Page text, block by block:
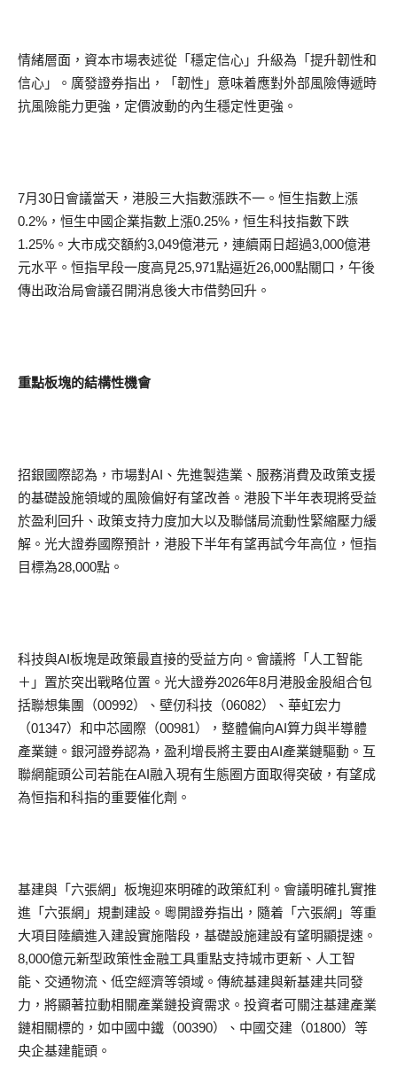
情緒層面，資本市場表述從「穩定信心」升級為「提升韌性和
信心」。廣發證券指出，「韌性」意味着應對外部風險傳遞時
抗風險能力更強，定價波動的內生穩定性更強。
7月30日會議當天，港股三大指數漲跌不一。恒生指數上漲
0.2%，恒生中國企業指數上漲0.25%，恒生科技指數下跌
1.25%。大市成交額約3,049億港元，連續兩日超過3,000億港
元水平。恒指早段一度高見25,971點逼近26,000點關口，午後
傳出政治局會議召開消息後大市借勢回升。
重點板塊的結構性機會
招銀國際認為，市場對AI、先進製造業、服務消費及政策支援
的基礎設施領域的風險偏好有望改善。港股下半年表現將受益
於盈利回升、政策支持力度加大以及聯儲局流動性緊縮壓力緩
解。光大證券國際預計，港股下半年有望再試今年高位，恒指
目標為28,000點。
科技與AI板塊是政策最直接的受益方向。會議將「人工智能
＋」置於突出戰略位置。光大證券2026年8月港股金股組合包
括聯想集團（00992）、壁仞科技（06082）、華虹宏力
（01347）和中芯國際（00981），整體偏向AI算力與半導體
產業鏈。銀河證券認為，盈利增長將主要由AI產業鏈驅動。互
聯網龍頭公司若能在AI融入現有生態圈方面取得突破，有望成
為恒指和科指的重要催化劑。
基建與「六張網」板塊迎來明確的政策紅利。會議明確扎實推
進「六張網」規劃建設。粵開證券指出，隨着「六張網」等重
大項目陸續進入建設實施階段，基礎設施建設有望明顯提速。
8,000億元新型政策性金融工具重點支持城市更新、人工智
能、交通物流、低空經濟等領域。傳統基建與新基建共同發
力，將顯著拉動相關產業鏈投資需求。投資者可關注基建產業
鏈相關標的，如中國中鐵（00390）、中國交建（01800）等
央企基建龍頭。